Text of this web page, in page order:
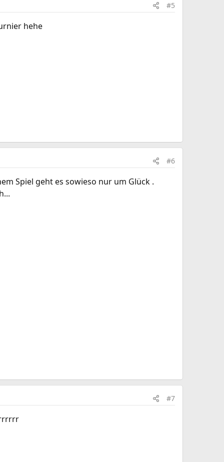
#5
hehe
#6
Spiel geht es sowieso nur um Glück .
#7